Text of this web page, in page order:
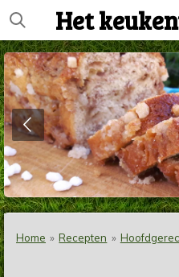
Ga
direct
naar
de
hoofdinhoud
Het
Home » Recepten »